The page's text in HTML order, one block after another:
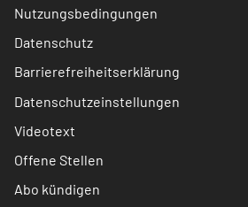
Nutzungsbedingungen
Datenschutz
Barrierefreiheitserklärung
Datenschutzeinstellungen
Videotext
Offene Stellen
Abo kündigen